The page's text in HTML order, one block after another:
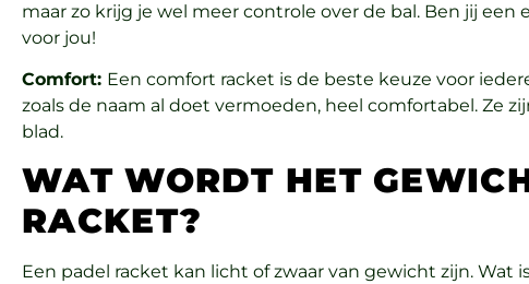
maar zo krijg je wel meer controle over de bal. Ben jij
voor jou!
Comfort: Een comfort racket is de beste keuze voor
zoals de naam al doet vermoeden, heel comfortabel. Ze
blad.
WAT WORDT HET
RACKET?
Een padel racket kan licht of zwaar van gewicht zijn. Wat